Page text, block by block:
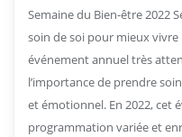
Semaine du Bien-être 2022
soin de soi pour mieux vivre
événement annuel très
l’importance de prendre
et émotionnel. En 2022, cet
programmation variée et